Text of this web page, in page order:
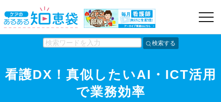
検索する
看護DX！真似したいAI・ICT活用
で業務効率